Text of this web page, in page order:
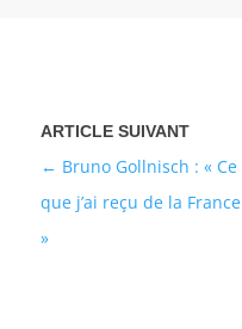
Bruno Gollnisch : « Ce
que j’ai reçu de la France
»